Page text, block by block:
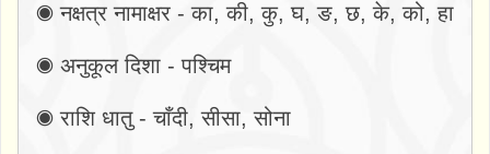
◉ नक्षत्र नामाक्षर - का, की, कु, घ, ङ, छ, के, को, हा
◉ अनुकूल दिशा - पश्चिम
◉ राशि धातु - चाँदी, सीसा, सोना